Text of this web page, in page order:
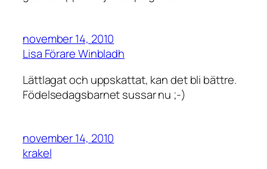
november 14, 2010
Lisa Förare Winbladh
Lättlagat och uppskattat, kan det bli bättre.
Födelsedagsbarnet sussar nu ;-)
november 14, 2010
krakel